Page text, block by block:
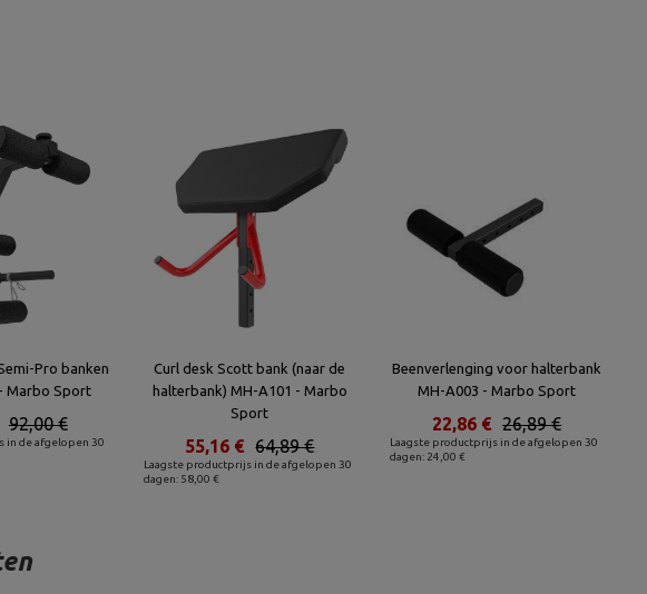
Pro banken
Marbo Sport
in de afgelopen 30
92,00 €
Curl desk Scott bank (naar de
halterbank) MH-A101 - Marbo
Sport
Laagste productprijs in de afgelopen 30
dagen: 58,00 €
64,89 €
55,16 €
Beenverlenging voor halterbank
MH-A003 - Marbo Sport
Laagste productprijs in de afgelopen 30
dagen: 24,00 €
26,89 €
22,86 €